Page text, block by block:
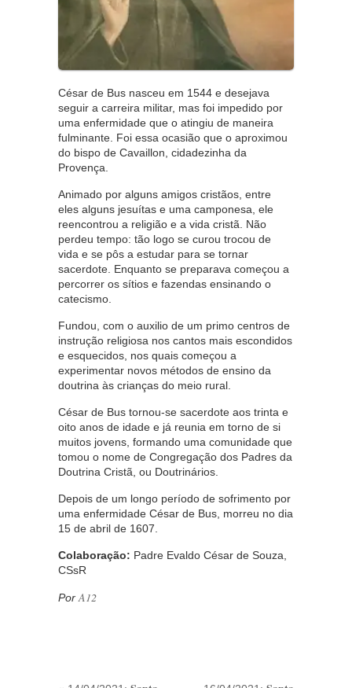
César de Bus nasceu em 1544 e desejava
seguir a carreira militar, mas foi impedido por
uma enfermidade que o atingiu de maneira
fulminante. Foi essa ocasião que o aproximou
do bispo de Cavaillon, cidadezinha da
Provença.
Animado por alguns amigos cristãos, entre
eles alguns jesuítas e uma camponesa, ele
reencontrou a religião e a vida cristã. Não
perdeu tempo: tão logo se curou trocou de
vida e se pôs a estudar para se tornar
sacerdote. Enquanto se preparava começou a
percorrer os sítios e fazendas ensinando o
catecismo.
Fundou, com o auxilio de um primo centros de
instrução religiosa nos cantos mais escondidos
e esquecidos, nos quais começou a
experimentar novos métodos de ensino da
doutrina às crianças do meio rural.
César de Bus tornou-se sacerdote aos trinta e
oito anos de idade e já reunia em torno de si
muitos jovens, formando uma comunidade que
tomou o nome de Congregação dos Padres da
Doutrina Cristã, ou Doutrinários.
Depois de um longo período de sofrimento por
uma enfermidade César de Bus, morreu no dia
15 de abril de 1607.
Colaboração: Padre Evaldo César de Souza,
CSsR
Por A12